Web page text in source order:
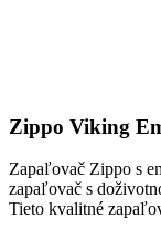
Zippo Viking
Zapaľovač Zippo s
zapaľovač s
Tieto kvalitné